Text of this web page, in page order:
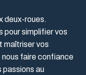
deux-roues.
pour simplifier vos
maîtriser vos
faire confiance
au